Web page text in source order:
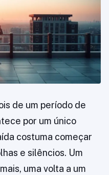
de um período de
por um único
costuma começar
e silêncios. Um
uma volta a um